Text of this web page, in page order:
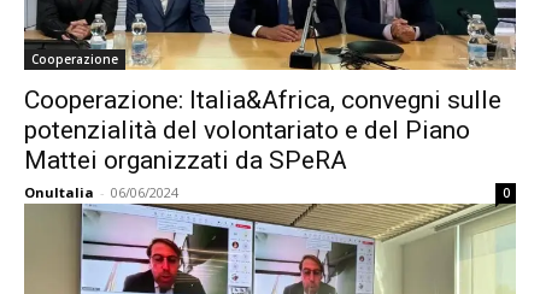
Cooperazione
Cooperazione: Italia&Africa, convegni sulle
potenzialità del volontariato e del Piano
Mattei organizzati da SPeRA
OnuItalia - 06/06/2024 0